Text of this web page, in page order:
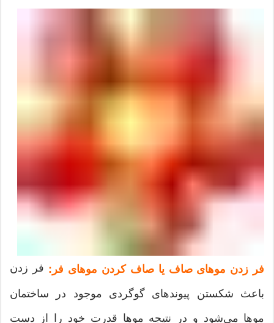
فر زدن موهای صاف یا صاف کردن موهای فر: فر زدن
باعث شکستن پیوندهای گوگردی موجود در ساختمان
موها می‌شود و در نتیجه موها قدرت خود را از دست